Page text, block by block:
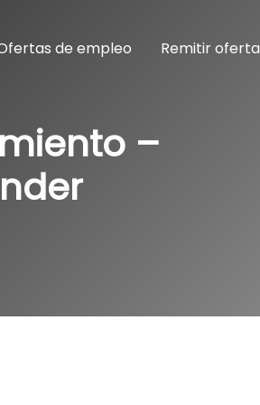
de empleo Remitir oferta
–